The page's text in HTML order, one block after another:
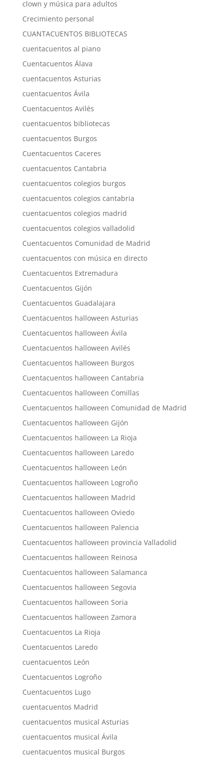
clown y música para adultos
Crecimiento personal
CUANTACUENTOS BIBLIOTECAS
cuentacuentos al piano
Cuentacuentos Álava
cuentacuentos Asturias
cuentacuentos Ávila
Cuentacuentos Avilés
cuentacuentos bibliotecas
cuentacuentos Burgos
Cuentacuentos Caceres
cuentacuentos Cantabria
cuentacuentos colegios burgos
cuentacuentos colegios cantabria
cuentacuentos colegios madrid
cuentacuentos colegios valladolid
Cuentacuentos Comunidad de Madrid
cuentacuentos con música en directo
Cuentacuentos Extremadura
Cuentacuentos Gijón
Cuentacuentos Guadalajara
Cuentacuentos halloween Asturias
Cuentacuentos halloween Ávila
Cuentacuentos halloween Avilés
Cuentacuentos halloween Burgos
Cuentacuentos halloween Cantabria
Cuentacuentos halloween Comillas
Cuentacuentos halloween Comunidad de Madrid
Cuentacuentos halloween Gijón
Cuentacuentos halloween La Rioja
Cuentacuentos halloween Laredo
Cuentacuentos halloween León
Cuentacuentos halloween Logroño
Cuentacuentos halloween Madrid
Cuentacuentos halloween Oviedo
Cuentacuentos halloween Palencia
Cuentacuentos halloween provincia Valladolid
Cuentacuentos halloween Reinosa
Cuentacuentos halloween Salamanca
Cuentacuentos halloween Segovia
Cuentacuentos halloween Soria
Cuentacuentos halloween Zamora
Cuentacuentos La Rioja
Cuentacuentos Laredo
cuentacuentos León
Cuentacuentos Logroño
Cuentacuentos Lugo
cuentacuentos Madrid
cuentacuentos musical Asturias
cuentacuentos musical Ávila
cuentacuentos musical Burgos